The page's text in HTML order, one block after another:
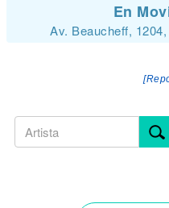
En
Av. Beaucheff,